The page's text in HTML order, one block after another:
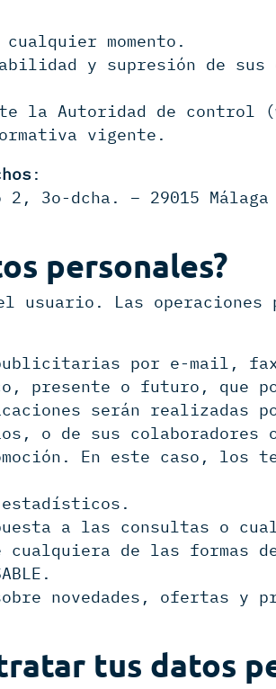
momento.
y supresión de
la Autoridad de control
vigente.
:
2, 3o-dcha. – 29015
personales?
usuario. Las
por e-mail,
presente o futuro, que
serán realizadas
o de sus colaboradores
En este caso, los
a las consultas o
cualquiera de las formas
novedades, ofertas y
tus datos